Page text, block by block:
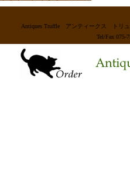
Antiques Truffle アンティークス ト
Tel/Fax